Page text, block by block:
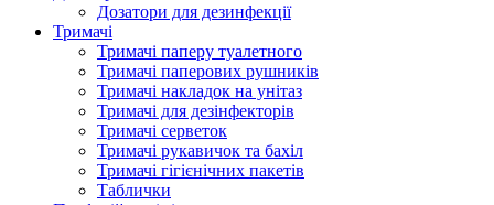
Дозатори для дезинфекції
Тримачі
Тримачі паперу туалетного
Тримачі паперових рушників
Тримачі накладок на унітаз
Тримачі для дезінфекторів
Тримачі серветок
Тримачі рукавичок та бахіл
Тримачі гігієнічних пакетів
Таблички